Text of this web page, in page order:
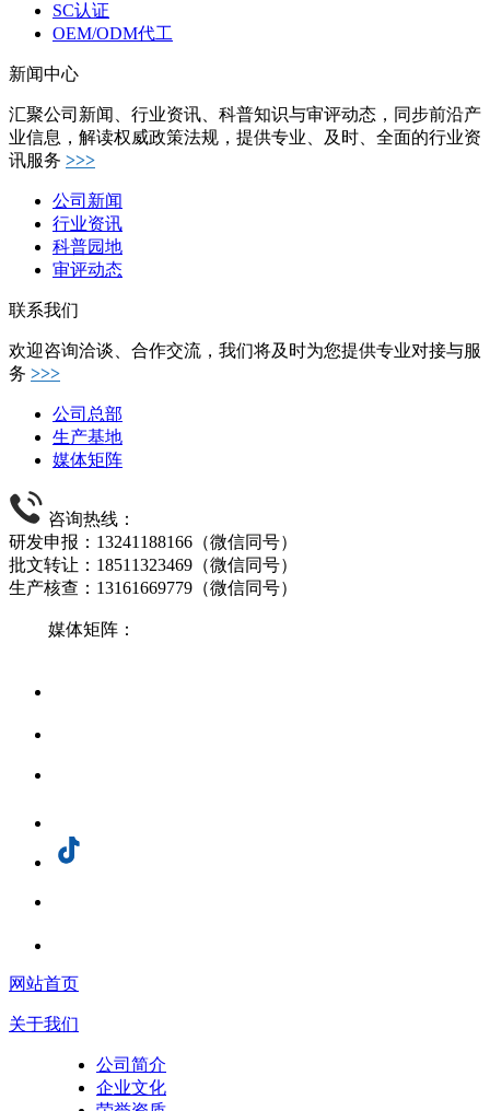
SC认证
OEM/ODM代工
新闻中心
汇聚公司新闻、行业资讯、科普知识与审评动态，同步前沿产
业信息，解读权威政策法规，提供专业、及时、全面的行业资
讯服务 >>>
公司新闻
行业资讯
科普园地
审评动态
联系我们
欢迎咨询洽谈、合作交流，我们将及时为您提供专业对接与服
务 >>>
公司总部
生产基地
媒体矩阵
咨询热线：
研发申报：13241188166（微信同号）
批文转让：18511323469（微信同号）
生产核查：13161669779（微信同号）
媒体矩阵：
网站首页
关于我们
公司简介
企业文化